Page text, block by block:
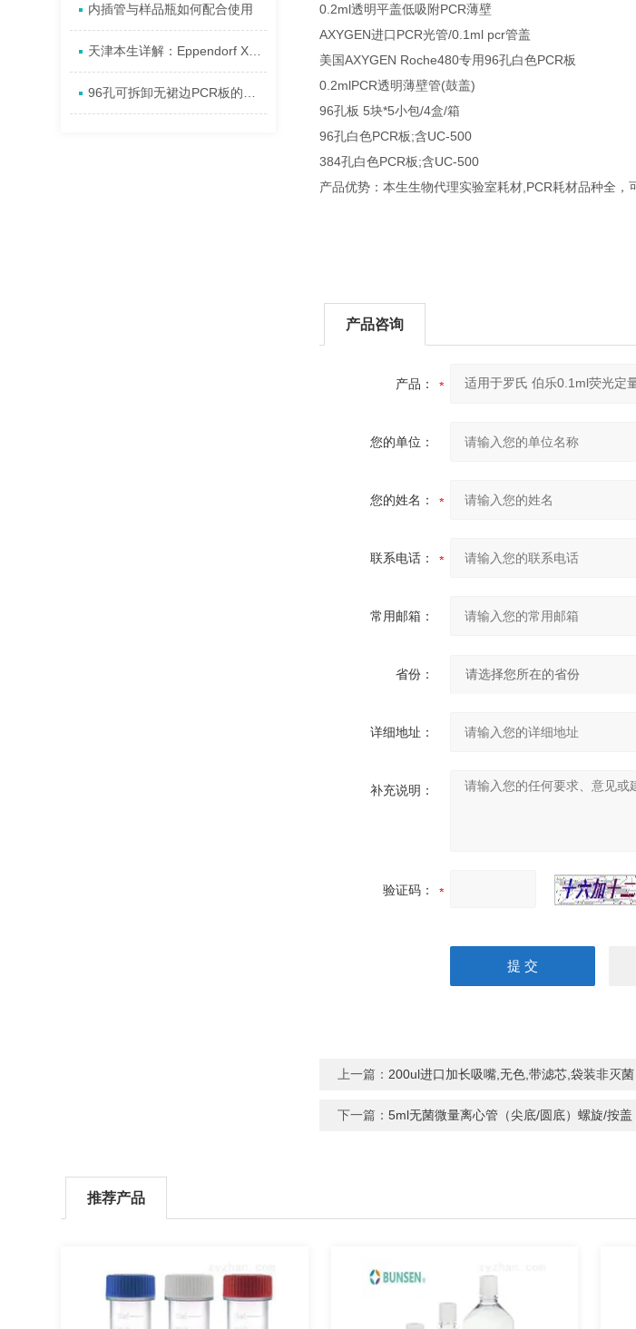
内插管与样品瓶如何配合使用
0.2ml透明平盖低吸附PCR薄壁
AXYGEN进口PCR光管/0.1ml pcr管盖
美国AXYGEN Roche480专用96孔白色PCR板
0.2mlPCR透明薄壁管(鼓盖)
96孔板 5块*5小包/4盒/箱
96孔白色PCR板;含UC-500
384孔白色PCR板;含UC-500
产品优势：本生生物代理实验室耗材,PCR耗材品种全，
产品咨询
产品：
您的单位：
您的姓名：
联系电话：
常用邮箱：
省份：
详细地址：
补充说明：
验证码：
上一篇： 200ul进口加长吸嘴,无色,带滤芯,袋装非灭菌
下一篇： 5ml无菌微量离心管（尖底/圆底）螺旋/按盖
推荐产品